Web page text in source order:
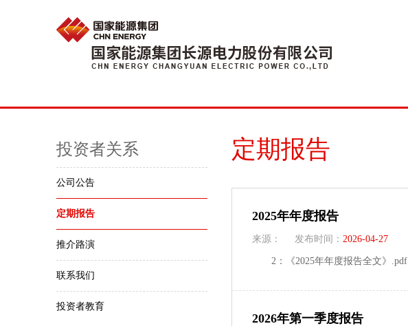
投资者关系
公司公告
定期报告
推介路演
联系我们
投资者教育
定期报告
2025年年度报告
来源： 发布时间： 2026-04-27
2：《2025年年度报告全文》.pdf
2026年第一季度报告